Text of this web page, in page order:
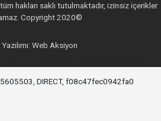
hakları saklı tutulmaktadır, izinsiz içerikler
Copyright 2020©
Web Aksiyon
DIRECT, f08c47fec0942fa0